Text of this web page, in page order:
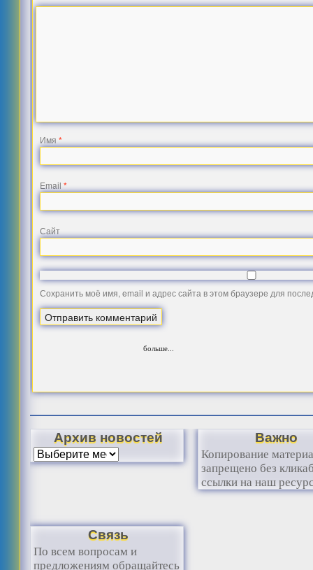
Имя*
Email*
Сайт
Сохранить моё имя, email и адрес сайта в этом браузере для
больше...
Архив новостей Важно
Копирование
запрещено без
ссылки на наш
Связь
По всем вопросам и
предложениям обращайтесь